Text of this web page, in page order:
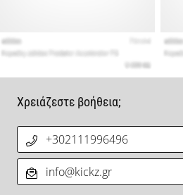
Χρειάζεστε βοήθεια;
+302111996496
info@kickz.gr